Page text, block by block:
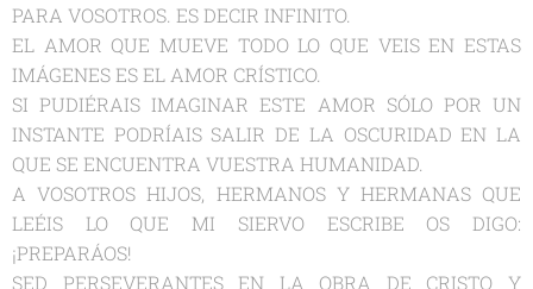
PARA VOSOTROS. ES DECIR INFINITO.
EL AMOR QUE MUEVE TODO LO QUE VEIS EN ESTAS
IMÁGENES ES EL AMOR CRÍSTICO.
SI PUDIÉRAIS IMAGINAR ESTE AMOR SÓLO POR UN
INSTANTE PODRÍAIS SALIR DE LA OSCURIDAD EN LA
QUE SE ENCUENTRA VUESTRA HUMANIDAD.
A VOSOTROS HIJOS, HERMANOS Y HERMANAS QUE
LEÉIS LO QUE MI SIERVO ESCRIBE OS DIGO:
¡PREPARÁOS!
SED PERSEVERANTES EN LA OBRA DE CRISTO Y